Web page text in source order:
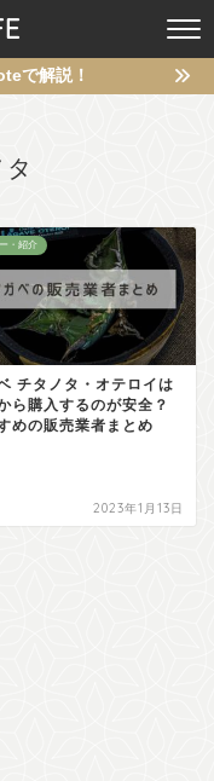
で解説！
・紹介
チタノタ・オテロイは
ら購入するのが安全？
めの販売業者まとめ
2023年1月13日